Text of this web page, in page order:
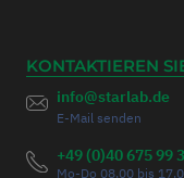
KONTAKTIEREN
info@starlab.de
E-Mail senden
+49 (0)40 675 99
Mo-Do 08.00 bis